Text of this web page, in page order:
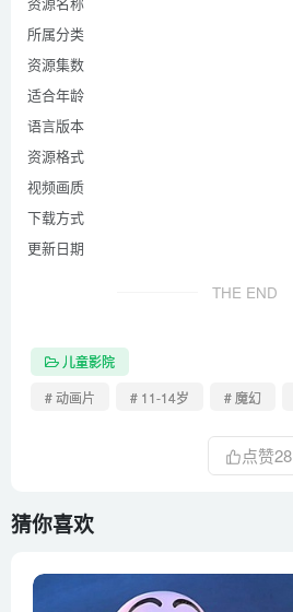
所属分类
资源集数
适合年龄
语言版本
资源格式
视频画质
下载方式
更新日期
THE END
儿童影院
# 动画片
# 11-14岁 # 魔幻
点赞28
猜你喜欢